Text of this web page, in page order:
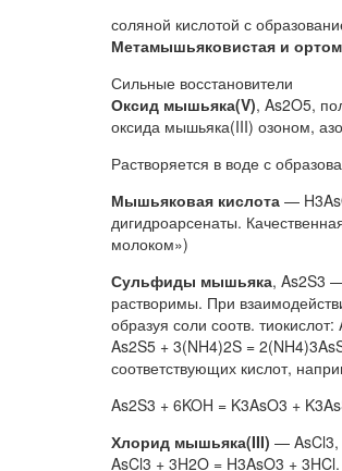
соляной кислотой с
Метамышьяковистая и
Сильные восстановители
Оксид мышьяка(V), As2O5,
оксида мышьяка(III) озоном,
Растворяется в воде с
Мышьяковая кислота —
дигидроарсенаты.
молоком»)
Сульфиды мышьяка, As2S3
растворимы. При
образуя соли соотв.
As2S5 + 3(NH4)2S =
соответствующих кислот,
As2S3 + 6KOH = K3AsO3 +
Хлорид мышьяка(III) — AsCl3,
AsCl3 + 3H2O = H3AsO3 + 3HCl.